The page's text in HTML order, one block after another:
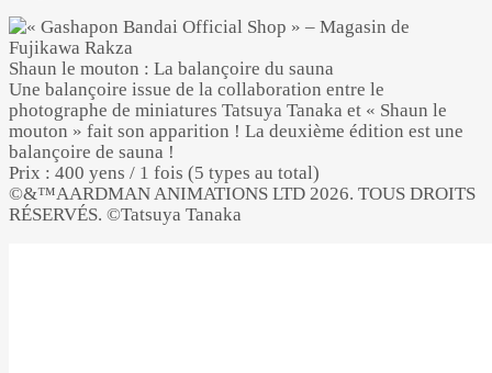
Shaun le mouton : La balançoire du sauna
Une balançoire issue de la collaboration entre le
photographe de miniatures Tatsuya Tanaka et « Shaun le
mouton » fait son apparition ! La deuxième édition est une
balançoire de sauna !
Prix : 400 yens / 1 fois (5 types au total)
©&™AARDMAN ANIMATIONS LTD 2026. TOUS DROITS
RÉSERVÉS. ©Tatsuya Tanaka